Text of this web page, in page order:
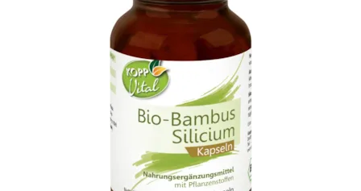
Selen (Se)
Silicium (Si)
Zink (Zn)
Vitamin B12
Vitamin C
Vitamin D
Vitamin E
Vitamin K